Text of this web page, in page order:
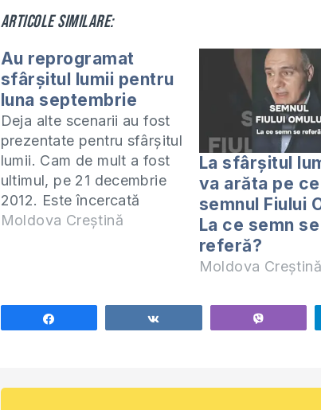
Articole similare:
Au reprogramat
sfârșitul lumii pentru
luna septembrie
Deja alte scenarii au fost
prezentate pentru sfârșitul
lumii. Cam de mult a fost
ultimul, pe 21 decembrie
2012. Este încercată
reacția oamenilor și
explicații "științifice" după
Moldova Creștină
La sfârșitul
va arăta pe
semnul Fiului
La ce semn se
referă?
Moldova Creștină